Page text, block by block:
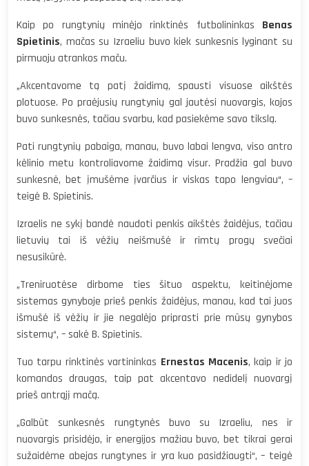
Kaip po rungtynių minėjo rinktinės futbolininkas Benas
Spietinis, mačas su Izraeliu buvo kiek sunkesnis lyginant su
pirmuoju atrankos maču.
„Akcentavome tą patį žaidimą, spausti visuose aikštės
plotuose. Po praėjusių rungtynių gal jautėsi nuovargis, kojos
buvo sunkesnės, tačiau svarbu, kad pasiekėme savo tikslą.
Pati rungtynių pabaiga, manau, buvo labai lengva, viso antro
kėlinio metu kontroliavome žaidimą visur. Pradžia gal buvo
sunkesnė, bet įmušėme įvarčius ir viskas tapo lengviau“, –
teigė B. Spietinis.
Izraelis ne sykį bandė naudoti penkis aikštės žaidėjus, tačiau
lietuvių tai iš vėžių neišmušė ir rimtų progų svečiai
nesusikūrė.
„Treniruotėse dirbome ties šituo aspektu, keitinėjome
sistemas gynyboje prieš penkis žaidėjus, manau, kad tai juos
išmušė iš vėžių ir jie negalėjo priprasti prie mūsų gynybos
sistemų“, – sakė B. Spietinis.
Tuo tarpu rinktinės vartininkas Ernestas Macenis, kaip ir jo
komandos draugas, taip pat akcentavo nedidelį nuovargį
prieš antrąjį mačą.
„Galbūt sunkesnės rungtynės buvo su Izraeliu, nes ir
nuovargis prisidėjo, ir energijos mažiau buvo, bet tikrai gerai
sužaidėme abejas rungtynes ir yra kuo pasidžiaugti“, – teigė